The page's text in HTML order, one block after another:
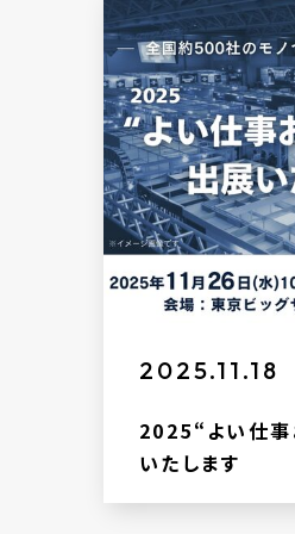
2025.11.18
2025“よい仕事
いたします